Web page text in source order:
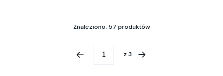
Znaleziono: 57 produktów
z 3